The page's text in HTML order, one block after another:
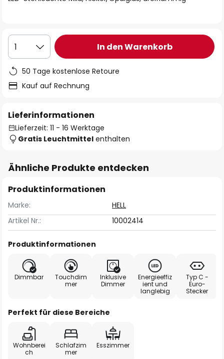
1 In den Warenkorb
50 Tage kostenlose Retoure
Kauf auf Rechnung
Lieferinformationen
Lieferzeit: 11 - 16 Werktage
Gratis Leuchtmittel enthalten
Ähnliche Produkte entdecken
Produktinformationen
Marke:
HELL
Artikel Nr.:
10002414
Produktinformationen
Dimmbar
Touchdim
mer
Inklusive
Dimmer
Energieeffiz
ient und
langlebig
Typ C -
Euro-
Stecker
Perfekt für diese Bereiche
Wohnberei
ch
Schlafzim
mer
Esszimmer